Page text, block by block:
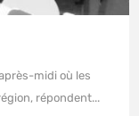
midi où les
répondent...